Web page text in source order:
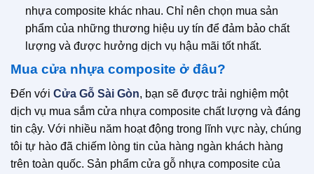
nhựa composite khác nhau. Chỉ nên chọn mua sản
phẩm của những thương hiệu uy tín để đảm bảo chất
lượng và được hưởng dịch vụ hậu mãi tốt nhất.
Mua cửa nhựa composite ở đâu?
Đến với Cửa Gỗ Sài Gòn, bạn sẽ được trải nghiệm một
dịch vụ mua sắm cửa nhựa composite chất lượng và đáng
tin cậy. Với nhiều năm hoạt động trong lĩnh vực này, chúng
tôi tự hào đã chiếm lòng tin của hàng ngàn khách hàng
trên toàn quốc. Sản phẩm cửa gỗ nhựa composite của